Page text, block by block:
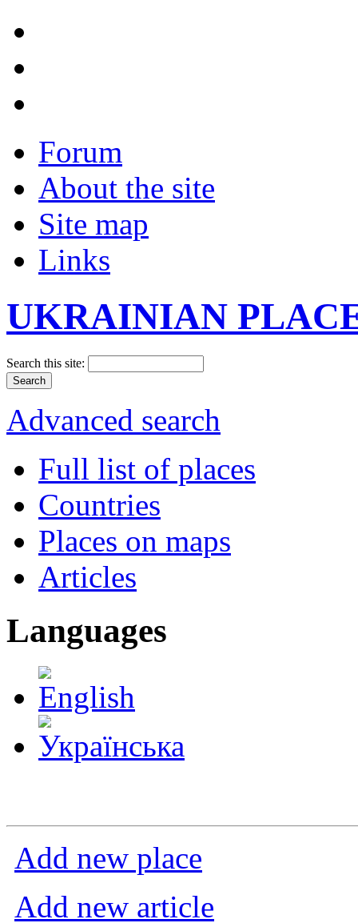
Forum
About the site
Site map
Links
UKRAINIAN
Search this site:
Advanced search
Full list of places
Countries
Places on maps
Articles
Languages
Add new place
Add new article